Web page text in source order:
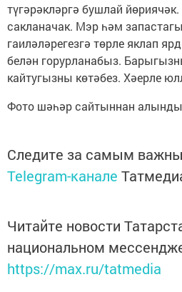
түгәрәкләргә бушлай
сакланачак. Мэр һәм
гаиләләрегезгә төрле яклап
белән горурланабыз.
кайтугызны көтәбез. Хәерле
Фото шәһәр сайтыннан алынды
Следите за самым
Telegram-канале
Читайте новости
национальном
https://max.ru/tatmedia